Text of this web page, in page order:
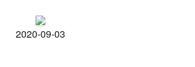
2020-09-03